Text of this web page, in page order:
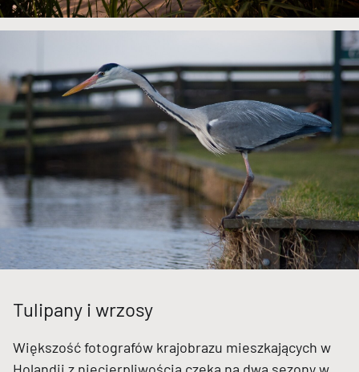
Tulipany i wrzosy
Większość fotografów krajobrazu mieszkających w